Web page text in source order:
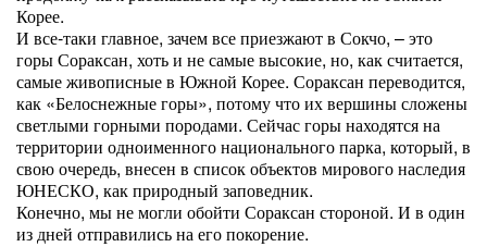
Корее.
И все-таки главное, зачем все приезжают в Сокчо, – это
горы Сораксан, хоть и не самые высокие, но, как считается,
самые живописные в Южной Корее. Сораксан переводится,
как «Белоснежные горы», потому что их вершины сложены
светлыми горными породами. Сейчас горы находятся на
территории одноименного национального парка, который, в
свою очередь, внесен в список объектов мирового наследия
ЮНЕСКО, как природный заповедник.
Конечно, мы не могли обойти Сораксан стороной. И в один
из дней отправились на его покорение.